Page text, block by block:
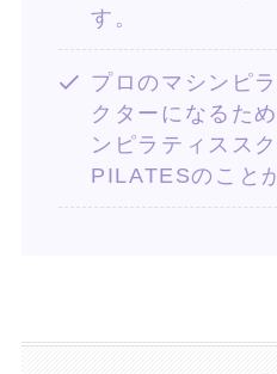
す。
プロのマシンピ
クターになるた
ンピラティスス
PILATESのこと